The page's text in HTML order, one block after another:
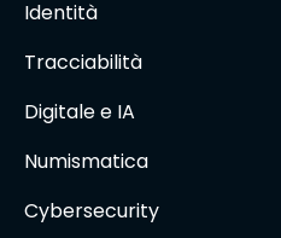
Identità
Tracciabilità
Digitale e IA
Numismatica
Cybersecurity